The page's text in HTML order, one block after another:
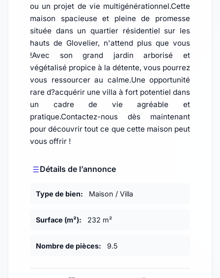
ou un projet de vie multigénérationnel.Cette
maison spacieuse et pleine de promesse
située dans un quartier résidentiel sur les
hauts de Glovelier, n'attend plus que vous
!Avec son grand jardin arborisé et
végétalisé propice à la détente, vous pourrez
vous ressourcer au calme.Une opportunité
rare d?acquérir une villa à fort potentiel dans
un cadre de vie agréable et
pratique.Contactez-nous dès maintenant
pour découvrir tout ce que cette maison peut
vous offrir !
Détails de l’annonce
Type de bien: Maison / Villa
Surface (m²): 232 m²
Nombre de pièces: 9.5